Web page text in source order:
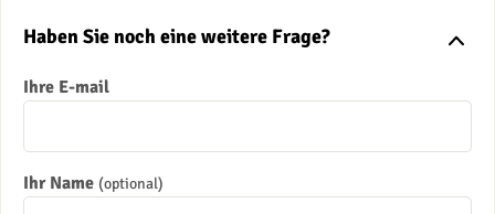
Haben Sie noch eine weitere Frage?
Ihre E-mail
Ihr Name (optional)